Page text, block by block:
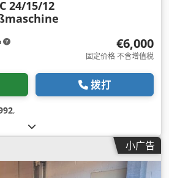
24/15/12
€6,000
固定价格 不含增值税
拨打
,
小广告